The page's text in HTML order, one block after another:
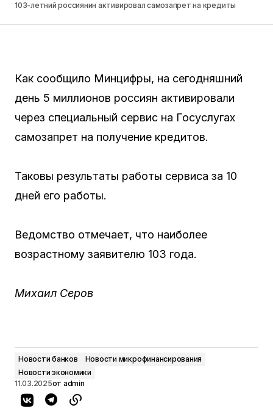
103-летний россиянин активировал самозапрет на кредиты
Как сообщило Минцифры, на сегодняшний
день 5 миллионов россиян активировали
через специальный сервис на Госуслугах
самозапрет на получение кредитов.
Таковы результаты работы сервиса за 10
дней его работы.
Ведомство отмечает, что наиболее
возрастному заявителю 103 года.
Михаил Серов
Новости банков
Новости микрофинансирования
Новости экономики
11.03.2025от admin